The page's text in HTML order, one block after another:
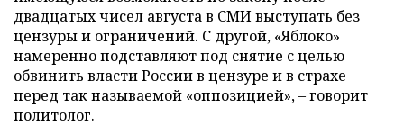
двадцатых чисел августа в СМИ выступать без
цензуры и ограничений. С другой, «Яблоко»
намеренно подставляют под снятие с целью
обвинить власти России в цензуре и в страхе
перед так называемой «оппозицией», – говорит
политолог.